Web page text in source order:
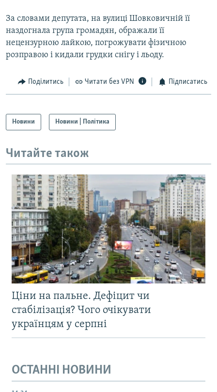
За словами депутата, на вулиці Шовковичній її
наздогнала група громадян, ображали її
нецензурною лайкою, погрожувати фізичною
розправою і кидали грудки снігу і льоду.
Поділитись Читати без VPN Підписатись
Новини Новини | Політика
Читайте також
Ціни на пальне. Дефіцит чи
стабілізація? Чого очікувати
українцям у серпні
ОСТАННІ НОВИНИ